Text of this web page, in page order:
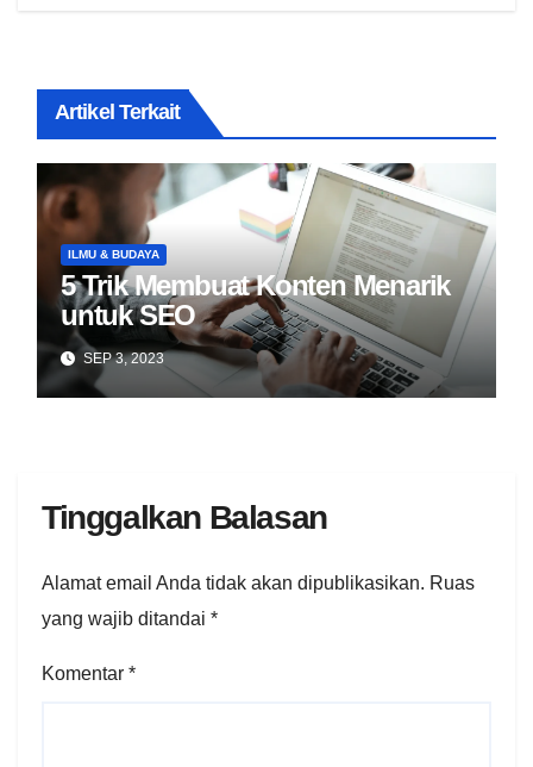
Artikel Terkait
ILMU & BUDAYA
5 Trik Membuat Konten Menarik
untuk SEO
SEP 3, 2023
Tinggalkan Balasan
Alamat email Anda tidak akan dipublikasikan. Ruas
yang wajib ditandai *
Komentar *